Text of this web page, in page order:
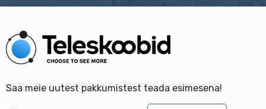
Saa meie uutest pakkumistest teada esimesena!